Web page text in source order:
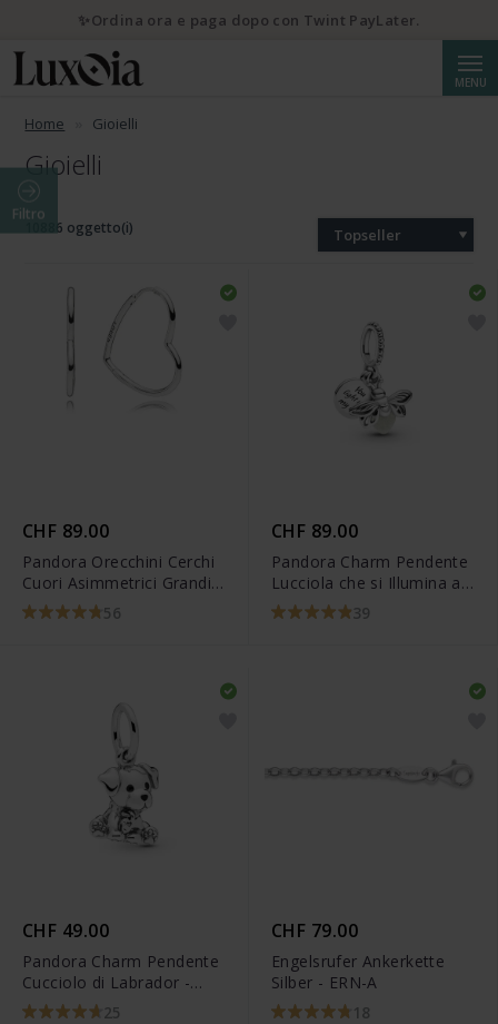
MENU
Home Gioielli
Gioielli
Filtro
10886 oggetto(i) Topseller
CHF 89.00
Pandora Orecchini Cerchi
Cuori Asimmetrici Grandi -
297822
56
CHF 89.00
Pandora Charm Pendente
Lucciola che si Illumina al
Buio - 799352C01
39
CHF 49.00
Pandora Charm Pendente
Cucciolo di Labrador -
798009EN16
25
CHF 79.00
Engelsrufer Ankerkette
Silber - ERN-A
18
✨Ordina ora e paga dopo con Twint PayLater.